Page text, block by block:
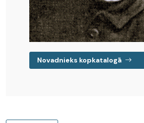
Novadnieks kopkatalogā